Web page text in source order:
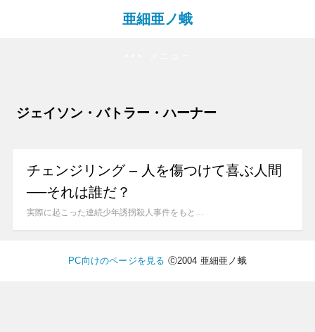
亜細亜ノ蛾
ジェイソン・バトラー・ハーナー
チェンジリング – 人を傷つけて喜ぶ人間
──それは誰だ？
実際に起こった連続少年誘拐殺人事件をもと…
PC向けのページを見る Ⓒ2004 亜細亜ノ蛾